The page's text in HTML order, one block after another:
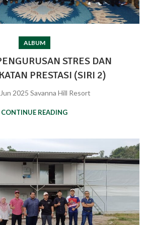
ALBUM
STRES DAN
PRESTASI (SIRI 2)
2025 Savanna Hill Resort
CONTINUE READING